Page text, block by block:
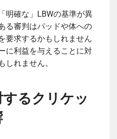
明確な」LBWの基準が異
る審判はパッドや体への
要求するかもしれません
に利益を与えることに対
しれません。
るクリケッ